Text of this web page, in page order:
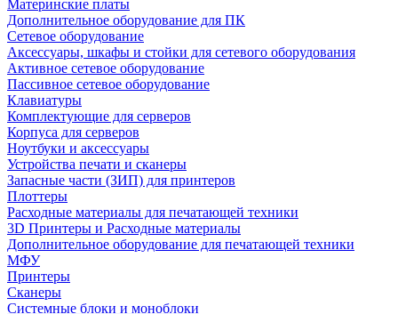
Материнские платы
Дополнительное оборудование для ПК
Сетевое оборудование
Аксессуары, шкафы и стойки для сетевого оборудования
Активное сетевое оборудование
Пассивное сетевое оборудование
Клавиатуры
Комплектующие для серверов
Корпуса для серверов
Ноутбуки и аксессуары
Устройства печати и сканеры
Запасные части (ЗИП) для принтеров
Плоттеры
Расходные материалы для печатающей техники
3D Принтеры и Расходные материалы
Дополнительное оборудование для печатающей техники
МФУ
Принтеры
Сканеры
Системные блоки и моноблоки